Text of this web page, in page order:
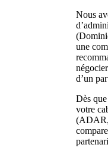
Nous
une
d’un
Dès
votre